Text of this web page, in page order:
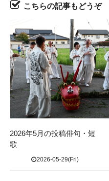
こちらの記事もどうぞ
2026年5月の投稿俳句・短
歌
2026-05-29(Fri)